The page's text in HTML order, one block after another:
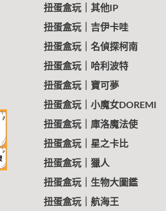
扭蛋盒玩｜其他IP
扭蛋盒玩｜吉伊卡哇
扭蛋盒玩｜名偵探柯南
扭蛋盒玩｜哈利波特
扭蛋盒玩｜寶可夢
扭蛋盒玩｜小魔女DOREMI
扭蛋盒玩｜庫洛魔法使
扭蛋盒玩｜星之卡比
扭蛋盒玩｜獵人
扭蛋盒玩｜生物大圖鑑
扭蛋盒玩｜航海王